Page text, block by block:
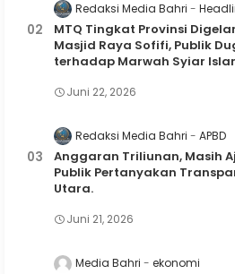
Redaksi Media Bahri
MTQ Tingkat Provinsi
Masjid Raya Sofifi, Publik
terhadap Marwah Syiar
Juni 22, 2026
Redaksi Media Bahri APBD
Anggaran Triliunan, Masih
Publik Pertanyakan
Utara.
Juni 21, 2026
Media Bahri ekonomi